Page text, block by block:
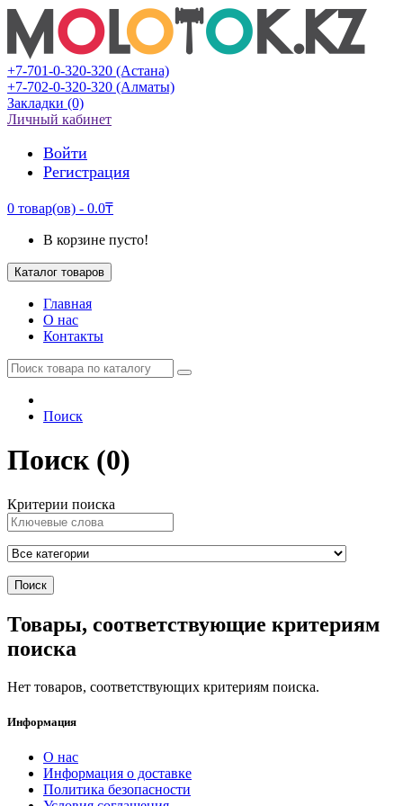
+7-701-0-320-320 (Астана)
+7-702-0-320-320 (Алматы)
Закладки (0)
Личный кабинет
Войти
Регистрация
0 товар(ов) - 0.0₸
В корзине пусто!
Каталог товаров
Главная
О нас
Контакты
Поиск
Поиск (0)
Критерии поиска
Товары, соответствующие критериям
поиска
Нет товаров, соответствующих критериям поиска.
Информация
О нас
Информация о доставке
Политика безопасности